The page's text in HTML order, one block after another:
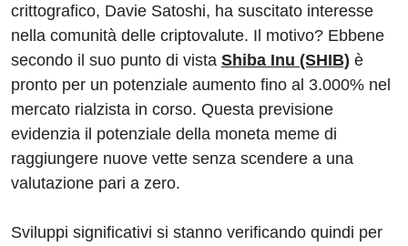
crittografico, Davie Satoshi, ha suscitato interesse
nella comunità delle criptovalute. Il motivo? Ebbene
secondo il suo punto di vista Shiba Inu (SHIB) è
pronto per un potenziale aumento fino al 3.000% nel
mercato rialzista in corso. Questa previsione
evidenzia il potenziale della moneta meme di
raggiungere nuove vette senza scendere a una
valutazione pari a zero.
Sviluppi significativi si stanno verificando quindi per